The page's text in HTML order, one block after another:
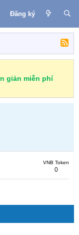
Đăng ký
giản miễn phí
VNB Token
0